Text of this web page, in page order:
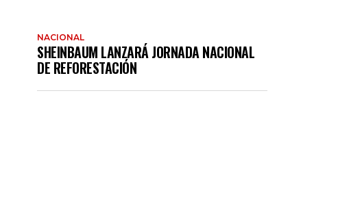
NACIONAL
SHEINBAUM LANZARÁ JORNADA NACIONAL
DE REFORESTACIÓN